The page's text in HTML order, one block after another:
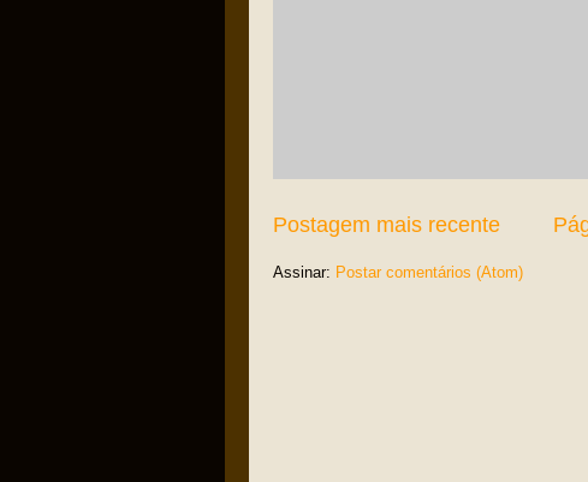
Postagem mais recente
Assinar: Postar comentários (Atom)